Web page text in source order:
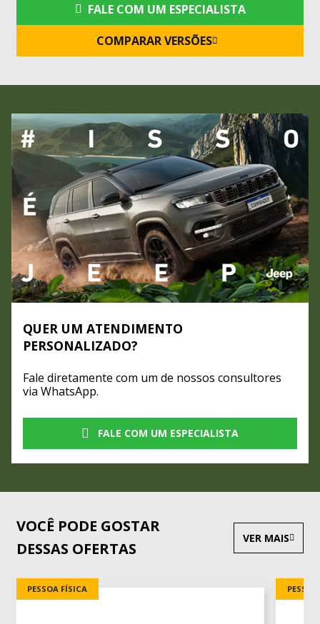
COMPARAR VERSÕES
FALE COM UM ESPECIALISTA
QUER UM ATENDIMENTO
PERSONALIZADO?
Fale diretamente com um de nossos consultores
via WhatsApp.
FALE COM UM ESPECIALISTA
VOCÊ PODE GOSTAR
DESSAS OFERTAS
VER MAIS
PESSOA FÍSICA